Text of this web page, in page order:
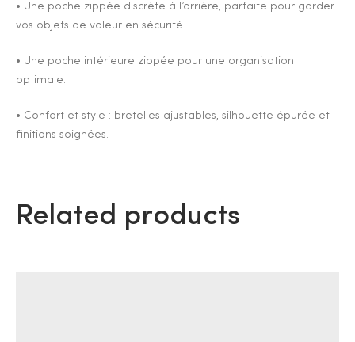
• Une poche zippée discrète à l’arrière, parfaite pour garder
vos objets de valeur en sécurité.
• Une poche intérieure zippée pour une organisation
optimale.
• Confort et style : bretelles ajustables, silhouette épurée et
finitions soignées.
Related products